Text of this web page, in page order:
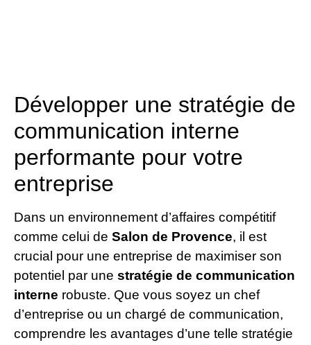
Développer une stratégie de
communication interne
performante pour votre
entreprise
Dans un environnement d’affaires compétitif
comme celui de Salon de Provence, il est
crucial pour une entreprise de maximiser son
potentiel par une stratégie de communication
interne robuste. Que vous soyez un chef
d’entreprise ou un chargé de communication,
comprendre les avantages d’une telle stratégie